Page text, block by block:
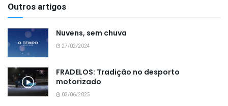
Outros artigos
Nuvens, sem chuva
27/02/2024
FRADELOS: Tradição no desporto
motorizado
03/06/2025